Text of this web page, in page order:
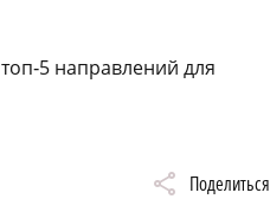
топ‑5 направлений для
Поделиться